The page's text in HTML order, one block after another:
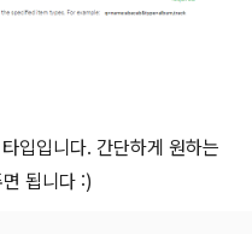
입입니다. 간단하게 원하는
됩니다 :)